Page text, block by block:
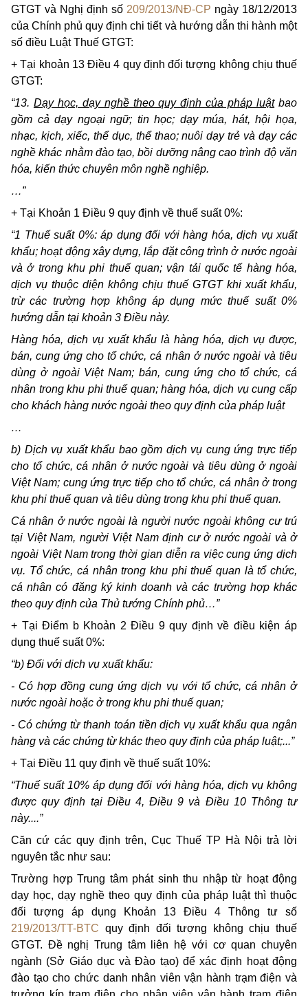
GTGT và Nghị định số 209/2013/NĐ-CP ngày 18/12/2013
của Chính phủ quy định chi tiết và hướng dẫn thi hành một
số điều Luật Thuế GTGT:
+ Tại khoản 13 Điều 4 quy định đối tượng không chịu thuế
GTGT:
“13. Dạy học, dạy nghề theo quy định của pháp luậtbao
gồm cả dạy ngoại ngữ; tin học; dạy múa, hát, hội họa,
nhạc, kịch, xiếc, thể dục, thể thao; nuôi dạy trẻ và dạy các
nghề khác nhằm đào tạo, bồi dưỡng nâng cao trình độ văn
hóa, kiến thức chuyên môn nghề nghiệp.
…”
+ Tại Khoản 1 Điều 9 quy định về thuế suất 0%:
“1 Thuế suất 0%: áp dụng đối với hàng hóa, dịch vụ xuất
khẩu; hoạt động xây dựng, lắp đặt công trình ở nước ngoài
và ở trong khu phi thuế quan; vận tải quốc tế hàng hóa,
dịch vụ thuộc diện không chịu thuế GTGT khi xuất khẩu,
trừ các trường hợp không áp dụng mức thuế suất 0%
hướng dẫn tại khoản 3 Điều này.
Hàng hóa, dịch vụ xuất khẩu là hàng hóa, dịch vụ được,
bán, cung ứng cho tổ chức, cá nhân ở nước ngoài và tiêu
dùng ở ngoài Việt Nam; bán, cung ứng cho tổ chức, cá
nhân trong khu phi thuế quan; hàng hóa, dịch vụ cung cấp
cho khách hàng nước ngoài theo quy định của pháp luật
…
b) Dịch vụ xuất khẩu bao gồm dịch vụ cung ứng trực tiếp
cho tổ chức, cá nhân ở nước ngoài và tiêu dùng ở ngoài
Việt Nam; cung ứng trực tiếp cho tổ chức, cá nhân ở trong
khu phi thuế quan và tiêu dùng trong khu phi thuế quan.
Cá nhân ở nước ngoài là người nước ngoài không cư trú
tại Việt Nam, người Việt Nam định cư ở nước ngoài và ở
ngoài Việt Nam trong thời gian diễn ra việc cung ứng dịch
vụ. Tổ chức, cá nhân trong khu phi thuế quan là tổ chức,
cá nhân có đăng ký kinh doanh và các trường hợp khác
theo quy định của Thủ tướng Chính phủ…”
+ Tại Điểm b Khoản 2 Điều 9 quy định về điều kiện áp
dụng thuế suất 0%:
“b) Đối với dịch vụ xuất khẩu:
- Có hợp đồng cung ứng dịch vụ với tổ chức, cá nhân ở
nước ngoài hoặc ở trong khu phi thuế quan;
- Có chứng từ thanh toán tiền dịch vụ xuất khẩu qua ngân
hàng và các chứng từ khác theo quy định của pháp luật;...”
+ Tại Điều 11 quy định về thuế suất 10%:
“Thuế suất 10% áp dụng đối với hàng hóa, dịch vụ không
được quy định tại Điều 4, Điều 9 và Điều 10 Thông tư
này....”
Căn cứ các quy định trên, Cục Thuế TP Hà Nội trả lời
nguyên tắc như sau:
Trường hợp Trung tâm phát sinh thu nhập từ hoạt động
dạy học, dạy nghề theo quy định của pháp luật thì thuộc
đối tượng áp dụng Khoản 13 Điều 4 Thông tư số
219/2013/TT-BTC quy định đối tượng không chịu thuế
GTGT. Đề nghị Trung tâm liên hệ với cơ quan chuyên
ngành (Sở Giáo dục và Đào tạo) để xác định hoạt động
đào tạo cho chức danh nhân viên vận hành trạm điện và